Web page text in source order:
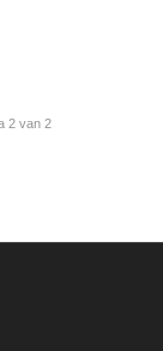
2 van 2